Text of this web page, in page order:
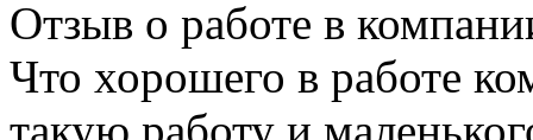
Отзыв о работе в
Что хорошего в работе
такую работу и